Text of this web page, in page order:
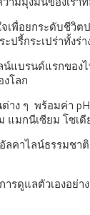
เพื่อยกระดับชี
รี้กระเปร่าทั้งร่า
บรนด์แรกขอ
โลก
ง ๆ พร้อมค่า
แมกนีเซียม โซเ
ร่อัลคาไลน์ธ
แลตัวเองอย่